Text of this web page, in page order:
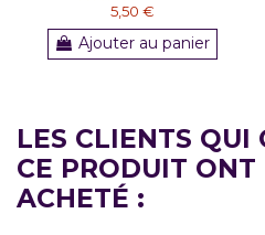
5,50 €
Ajouter au panier
LES CLIENTS QUI
CE PRODUIT
ACHETÉ :